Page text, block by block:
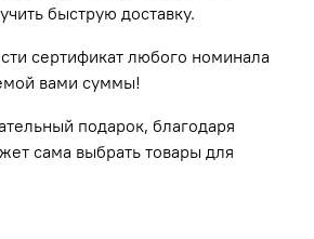
быструю доставку.
сертификат любого номинала
вами суммы!
подарок, благодаря
сама выбрать товары для